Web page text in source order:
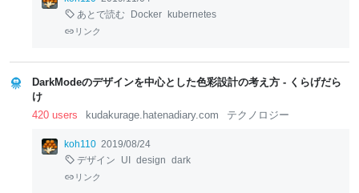
あとで読む
Docker kubernetes
リンク
DarkModeのデザインを中心とした色彩設計の考え方 - くらげだら
け
420 users
kudakurage.hatenadiary.com テクノロジー
koh110 2019/08/24
デザイン
UI design dark
リンク